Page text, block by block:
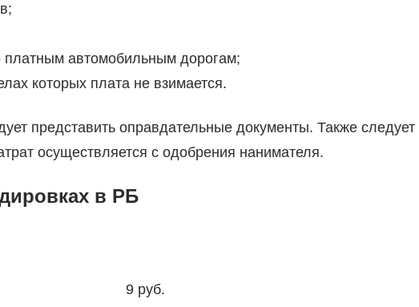
платным автомобильным дорогам;
которых плата не взимается.
представить оправдательные документы. Также следует
осуществляется с одобрения нанимателя.
в РБ
9 руб.